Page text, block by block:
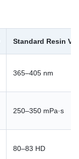
Standard Resin V2
365–405 nm
250–350 mPa·s
80–83 HD